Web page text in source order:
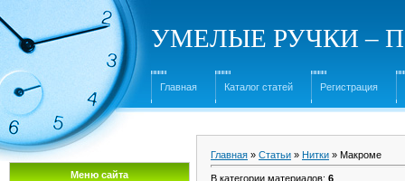
УМЕЛЫЕ РУЧКИ –
Главная Каталог статей Регистрация
Меню сайта
Главная » Статьи » Нитки » Макроме
В категории материалов: 6